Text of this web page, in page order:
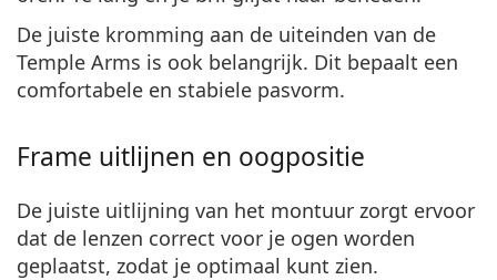
De juiste kromming aan de uiteinden van de
Temple Arms is ook belangrijk. Dit bepaalt een
comfortabele en stabiele pasvorm.
Frame uitlijnen en oogpositie
De juiste uitlijning van het montuur zorgt ervoor
dat de lenzen correct voor je ogen worden
geplaatst, zodat je optimaal kunt zien.